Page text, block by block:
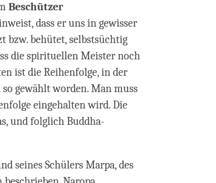
Beschützer
dass er uns in gewisser
bzw. behütet, selbstsüchtig
die spirituellen Meister noch
ist die Reihenfolge, in der
gewählt worden. Man muss
eingehalten wird. Die
und folglich Buddha-
seines Schülers Marpa, des